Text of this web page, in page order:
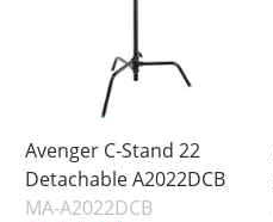
Avenger C-Stand 22
Detachable A2022DCB
MA-A2022DCB